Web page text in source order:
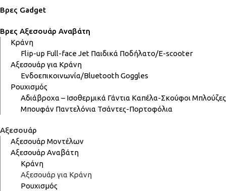
Βρες Gadget
Βρες Αξεσουάρ Αναβάτη
Κράνη
Flip-up Full-faceJet Παιδικά Ποδήλατο/E-scooter
Αξεσουάρ για Κράνη
Ενδοεπικοινωνία/BluetoothGoggles
Ρουχισμός
Αδιάβροχα – Ισοθερμικά Γάντια Καπέλα-Σκούφοι Μπλούζες
Μπουφάν Παντελόνια Τσάντες-Πορτοφόλια
Αξεσουάρ
Αξεσουάρ Μοντέλων
Αξεσουάρ Αναβάτη
Κράνη
Αξεσουάρ για Κράνη
Ρουχισμός